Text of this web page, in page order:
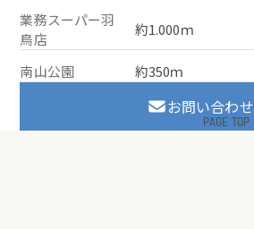
業務スーパー羽
鳥店
約1.000ｍ
南山公園 約350ｍ
お問い合わせ
PAGE TOP